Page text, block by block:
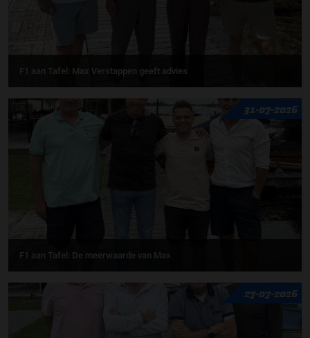
F1 aan Tafel: Max Verstappen geeft advies
31-07-2026
F1 aan Tafel: De meerwaarde van Max
27-07-2026